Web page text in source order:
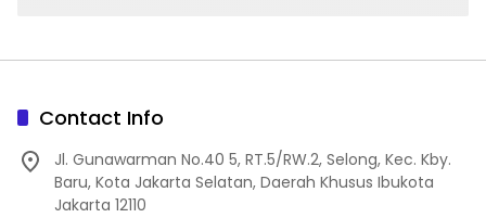
Contact Info
Jl. Gunawarman No.40 5, RT.5/RW.2, Selong, Kec. Kby.
Baru, Kota Jakarta Selatan, Daerah Khusus Ibukota
Jakarta 12110